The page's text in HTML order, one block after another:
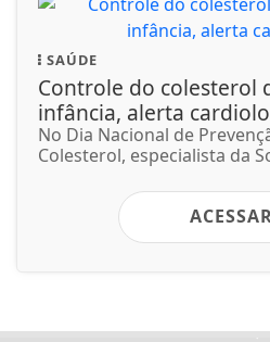
SAÚDE
Controle do colesterol
infância, alerta
No Dia Nacional de
Colesterol, especialista da